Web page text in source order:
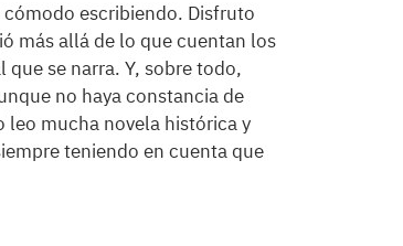
cómodo escribiendo. Disfruto
más allá de lo que cuentan los
se narra. Y, sobre todo,
no haya constancia de
leo mucha novela histórica y
teniendo en cuenta que